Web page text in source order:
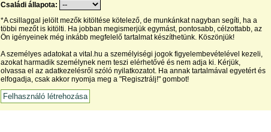
Családi állapota:
*A csillaggal jelölt mezők kitöltése kötelező, de munkánkat nagyban segíti, ha a
többi mezőt is kitölti. Ha jobban megismerjük egymást, pontosabb, célzottabb, az
Ön igényeinek még inkább megfelelő tartalmat készíthetünk. Köszönjük!
A személyes adatokat a vital.hu a személyiségi jogok figyelembevételével kezeli,
azokat harmadik személynek nem teszi elérhetővé és nem adja ki. Kérjük,
olvassa el az adatkezelésről szóló nyilatkozatot. Ha annak tartalmával egyetért és
elfogadja, csak akkor nyomja meg a "Regisztrálj!" gombot!